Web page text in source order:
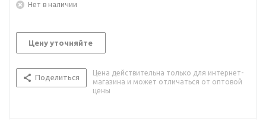
Нет в наличии
Цену уточняйте
Поделиться
Цена действительна только для интернет-
магазина и может отличаться от оптовой
цены